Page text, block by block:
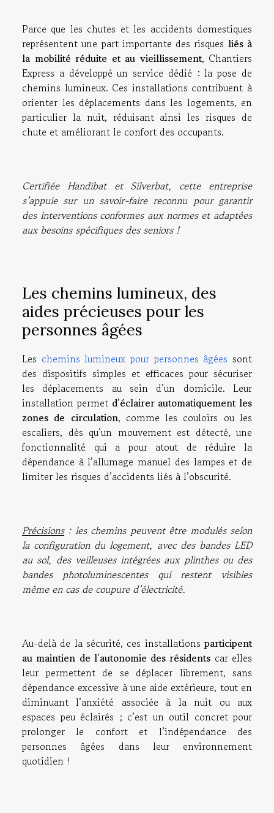
Parce que les chutes et les accidents domestiques
représentent une part importante des risques liés à
la mobilité réduite et au vieillissement, Chantiers
Express a développé un service dédié : la pose de
chemins lumineux. Ces installations contribuent à
orienter les déplacements dans les logements, en
particulier la nuit, réduisant ainsi les risques de
chute et améliorant le confort des occupants.
Certifiée Handibat et Silverbat, cette entreprise
s’appuie sur un savoir-faire reconnu pour garantir
des interventions conformes aux normes et adaptées
aux besoins spécifiques des seniors !
Les chemins lumineux, des
aides précieuses pour les
personnes âgées
Les chemins lumineux pour personnes âgées sont
des dispositifs simples et efficaces pour sécuriser
les déplacements au sein d’un domicile. Leur
installation permet d’éclairer automatiquement les
zones de circulation, comme les couloirs ou les
escaliers, dès qu’un mouvement est détecté, une
fonctionnalité qui a pour atout de réduire la
dépendance à l’allumage manuel des lampes et de
limiter les risques d’accidents liés à l’obscurité.
Précisions: les chemins peuvent être modulés selon
la configuration du logement, avec des bandes LED
au sol, des veilleuses intégrées aux plinthes ou des
bandes photoluminescentes qui restent visibles
même en cas de coupure d’électricité.
Au-delà de la sécurité, ces installations participent
au maintien de l’autonomie des résidents car elles
leur permettent de se déplacer librement, sans
dépendance excessive à une aide extérieure, tout en
diminuant l’anxiété associée à la nuit ou aux
espaces peu éclairés ; c’est un outil concret pour
prolonger le confort et l’indépendance des
personnes âgées dans leur environnement
quotidien !